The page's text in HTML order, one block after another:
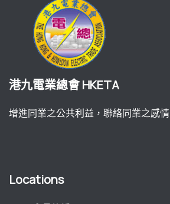
港九電業總會 HKETA
增進同業之公共利益，聯絡同業之感情
Locations